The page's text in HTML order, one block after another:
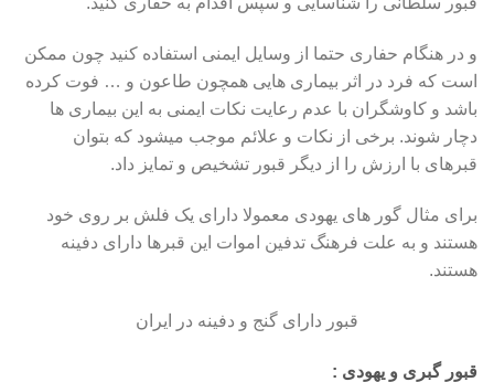
و در هنگام حفاری حتما از وسایل ایمنی استفاده کنید چون ممکن
است که فرد در اثر بیماری هایی همچون طاعون و … فوت کرده
باشد و کاوشگران با عدم رعایت نکات ایمنی به این بیماری ها
دچار شوند. برخی از نکات و علائم موجب میشود که بتوان
قبرهای با ارزش را از دیگر قبور تشخیص و تمایز داد.
برای مثال گور های یهودی معمولا دارای یک فلش بر روی خود
هستند و به علت فرهنگ تدفین اموات این قبرها دارای دفینه
هستند.
قبور دارای گنج و دفینه در ایران
قبور گبری و یهودی :